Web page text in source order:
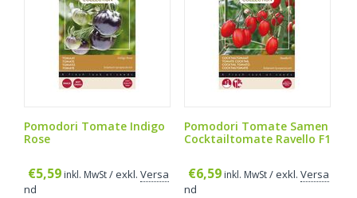
Pomodori Tomate Indigo
Rose
€5,59 inkl. MwSt/ exkl. Versa
nd
Pomodori Tomate Samen
Cocktailtomate Ravello F1
€6,59 inkl. MwSt / exkl. Versa
nd